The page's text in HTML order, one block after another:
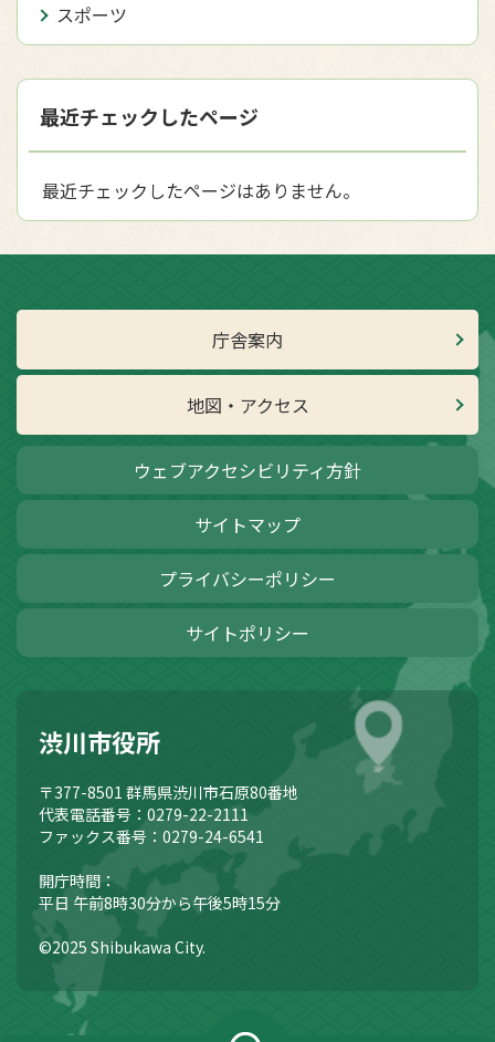
スポーツ
最近チェックしたページ
最近チェックしたページはありません。
庁舎案内
地図・アクセス
ウェブアクセシビリティ方針
サイトマップ
プライバシーポリシー
サイトポリシー
渋川市役所
〒377-8501 群馬県渋川市石原80番地
代表電話番号：0279-22-2111
ファックス番号：0279-24-6541
開庁時間：
平日 午前8時30分から午後5時15分
©2025 Shibukawa City.